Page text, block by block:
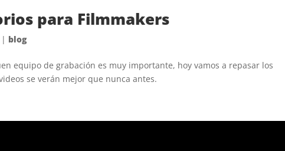
para Filmmakers
| blog
equipo de grabación es muy importante, hoy vamos a repasar los
se verán mejor que nunca antes.